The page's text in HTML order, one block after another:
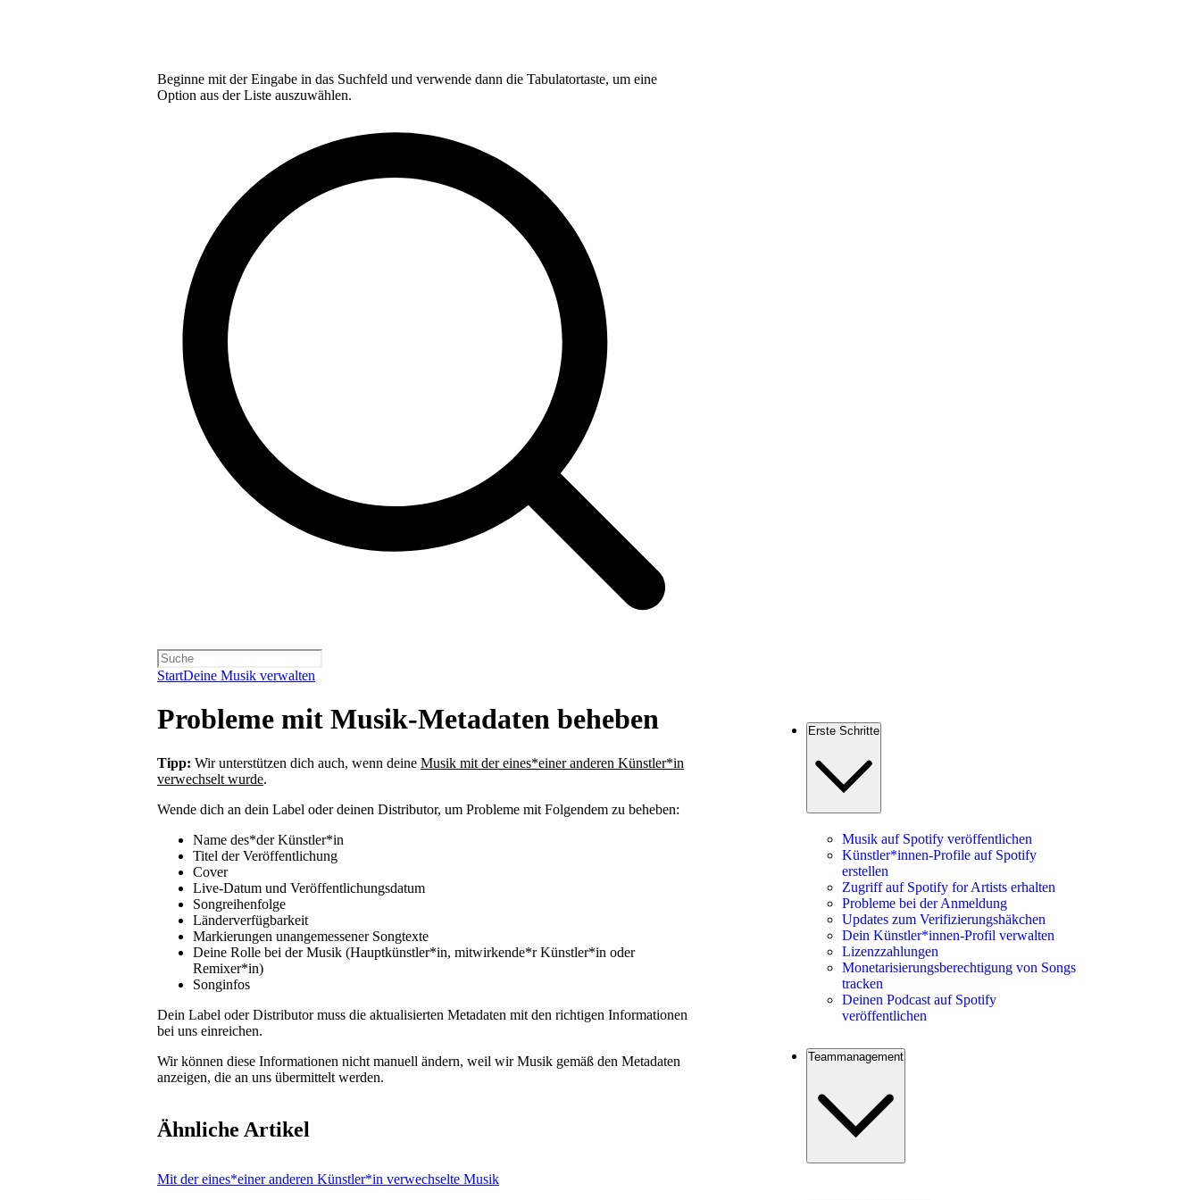
Beginne mit der Eingabe in das Suchfeld und verwende dann die Tabulatortaste, um eine
Option aus der Liste auszuwählen.
StartDeine Musik verwalten
Probleme mit Musik-Metadaten beheben
Tipp: Wir unterstützen dich auch, wenn deine Musik mit der eines*einer anderen Künstler*in
verwechselt wurde.
Wende dich an dein Label oder deinen Distributor, um Probleme mit Folgendem zu beheben:
Name des*der Künstler*in
Titel der Veröffentlichung
Cover
Live-Datum und Veröffentlichungsdatum
Songreihenfolge
Länderverfügbarkeit
Markierungen unangemessener Songtexte
Deine Rolle bei der Musik (Hauptkünstler*in, mitwirkende*r Künstler*in oder
Remixer*in)
Songinfos
Dein Label oder Distributor muss die aktualisierten Metadaten mit den richtigen Informationen
bei uns einreichen.
Wir können diese Informationen nicht manuell ändern, weil wir Musik gemäß den Metadaten
anzeigen, die an uns übermittelt werden.
Ähnliche Artikel
Mit der eines*einer anderen Künstler*in verwechselte Musik
Erste Schritte
Musik auf Spotify veröffentlichen
Künstler*innen-Profile auf Spotify
erstellen
Zugriff auf Spotify for Artists erhalten
Probleme bei der Anmeldung
Updates zum Verifizierungshäkchen
Dein Künstler*innen-Profil verwalten
Lizenzzahlungen
Monetarisierungsberechtigung von Songs
tracken
Deinen Podcast auf Spotify
veröffentlichen
Teammanagement